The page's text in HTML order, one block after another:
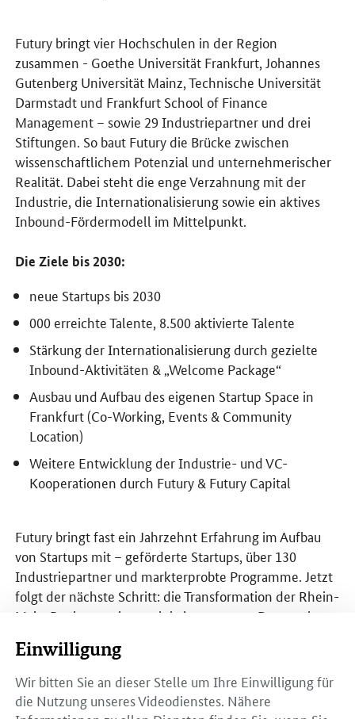
Futury bringt vier Hochschulen in der Region
zusammen - Goethe Universität Frankfurt, Johannes
Gutenberg Universität Mainz, Technische Universität
Darmstadt und Frankfurt School of Finance
Management – sowie 29 Industriepartner und drei
Stiftungen. So baut Futury die Brücke zwischen
wissenschaftlichem Potenzial und unternehmerischer
Realität. Dabei steht die enge Verzahnung mit der
Industrie, die Internationalisierung sowie ein aktives
Inbound-Fördermodell im Mittelpunkt.
Die Ziele bis 2030:
neue Startups bis 2030
000 erreichte Talente, 8.500 aktivierte Talente
Stärkung der Internationalisierung durch gezielte
Inbound-Aktivitäten & „Welcome Package“
Ausbau und Aufbau des eigenen Startup Space in
Frankfurt (Co-Working, Events & Community
Location)
Weitere Entwicklung der Industrie- und VC-
Kooperationen durch Futury & Futury Capital
Futury bringt fast ein Jahrzehnt Erfahrung im Aufbau
von Startups mit – geförderte Startups, über 130
Industriepartner und markterprobte Programme. Jetzt
folgt der nächste Schritt: die Transformation der Rhein-
Main-Region zu einem global vernetzten Deeptech-
Zusammenarbeit.
Einwilligung
Wir bitten Sie an dieser Stelle um Ihre Einwilligung für
die Nutzung unseres Videodienstes. Nähere